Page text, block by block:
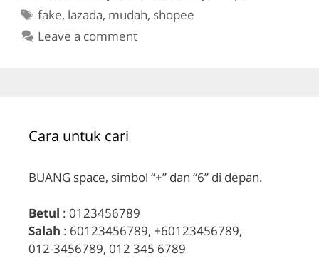
Tags
fake, lazada, mudah, shopee
Leave a comment
Cara untuk cari
BUANG space, simbol “+” dan “6” di depan.
Betul : 0123456789
Salah : 60123456789, +60123456789,
012-3456789, 012 345 6789